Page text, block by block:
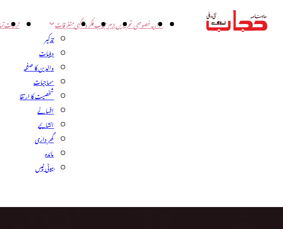
اداریہخصوصی تحریریںبزم حجابفکر و آگہیمتفرقات
تذکیر
دینیات
والدین کا صفحہ
سماجیات
شخصیت کا ارتقا
افسانے
انشائیے
گھر داری
مائدہ
بیوٹی ٹپس
تربیت